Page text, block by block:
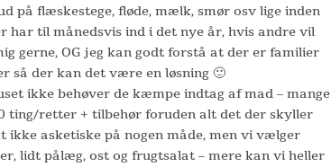
på flæskestege, fløde, mælk, smør osv lige inden
har til månedsvis ind i det nye år, hvis andre vil
gerne, OG jeg kan godt forstå at der er familier
så der kan det være en løsning 🙂
ikke behøver de kæmpe indtag af mad – mange
ting/retter + tilbehør foruden alt det der skyller
ikke asketiske på nogen måde, men vi vælger
lidt pålæg, ost og frugtsalat – mere kan vi heller